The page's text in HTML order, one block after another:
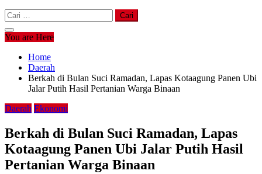
Cari
untuk:
You are Here
Home
Daerah
Berkah di Bulan Suci Ramadan, Lapas Kotaagung Panen Ubi
Jalar Putih Hasil Pertanian Warga Binaan
Daerah Ekonomi
Berkah di Bulan Suci Ramadan, Lapas
Kotaagung Panen Ubi Jalar Putih Hasil
Pertanian Warga Binaan